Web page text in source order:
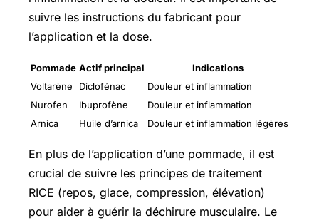
suivre les instructions du fabricant pour
l’application et la dose.
Pommade Actif principal
Indications
Voltarène
Diclofénac
Douleur et inflammation
Nurofen
Ibuprofène
Douleur et inflammation
Arnica
Huile d’arnica Douleur et inflammation légères
En plus de l’application d’une pommade, il est
crucial de suivre les principes de traitement
RICE (repos, glace, compression, élévation)
pour aider à guérir la déchirure musculaire. Le